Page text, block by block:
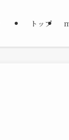
トップ